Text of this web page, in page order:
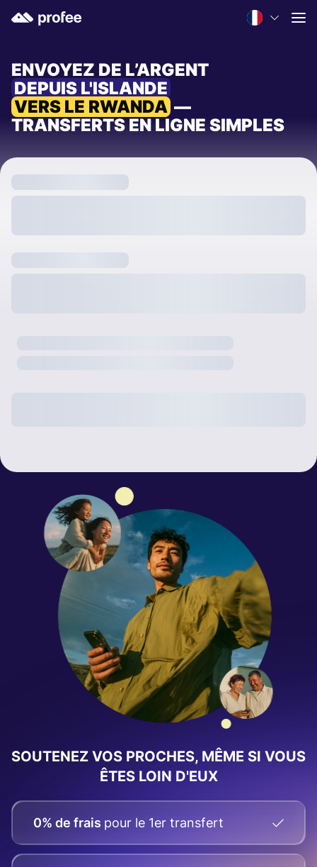
ENVOYEZ DE L’ARGENT
DEPUIS L'ISLANDE
VERS LE RWANDA —
TRANSFERTS EN LIGNE SIMPLES
SOUTENEZ VOS PROCHES, MÊME SI VOUS
ÊTES LOIN D'EUX
0% de frais pour le 1er transfert